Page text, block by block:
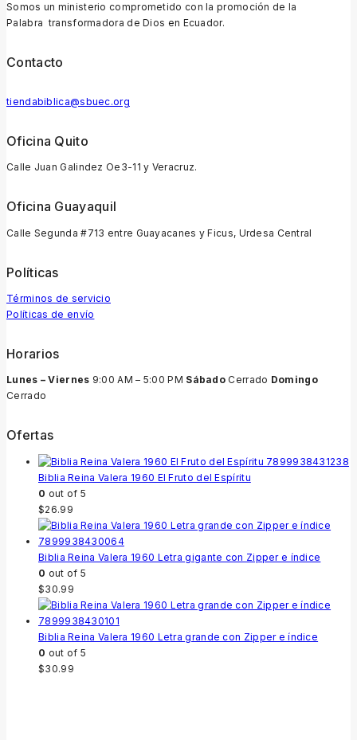
Somos un ministerio comprometido con la promoción de la
Palabra transformadora de Dios en Ecuador.
Contacto
tiendabiblica@sbuec.org
Oficina Quito
Calle Juan Galindez Oe3-11 y Veracruz.
Oficina Guayaquil
Calle Segunda #713 entre Guayacanes y Ficus, Urdesa Central
Políticas
Términos de servicio
Políticas de envío
Horarios
Lunes – Viernes 9:00 AM – 5:00 PM Sábado Cerrado Domingo
Cerrado
Ofertas
Biblia Reina Valera 1960 El Fruto del Espíritu
0 out of 5
$26.99
Biblia Reina Valera 1960 Letra gigante con Zipper e índice
0 out of 5
$30.99
Biblia Reina Valera 1960 Letra grande con Zipper e índice
0 out of 5
$30.99